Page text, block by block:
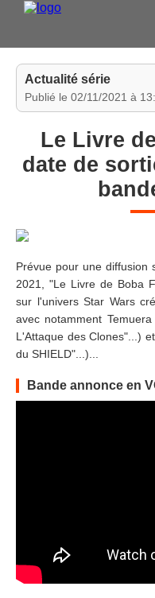
Actualité série
Publié le 02/11/2021 à
Le Livre
date de
Prévue pour une diffusion
2021, "Le Livre de Boba
sur l'univers Star Wars
avec notamment
L'Attaque des Clones"...)
du SHIELD"...)...
Bande annonce en